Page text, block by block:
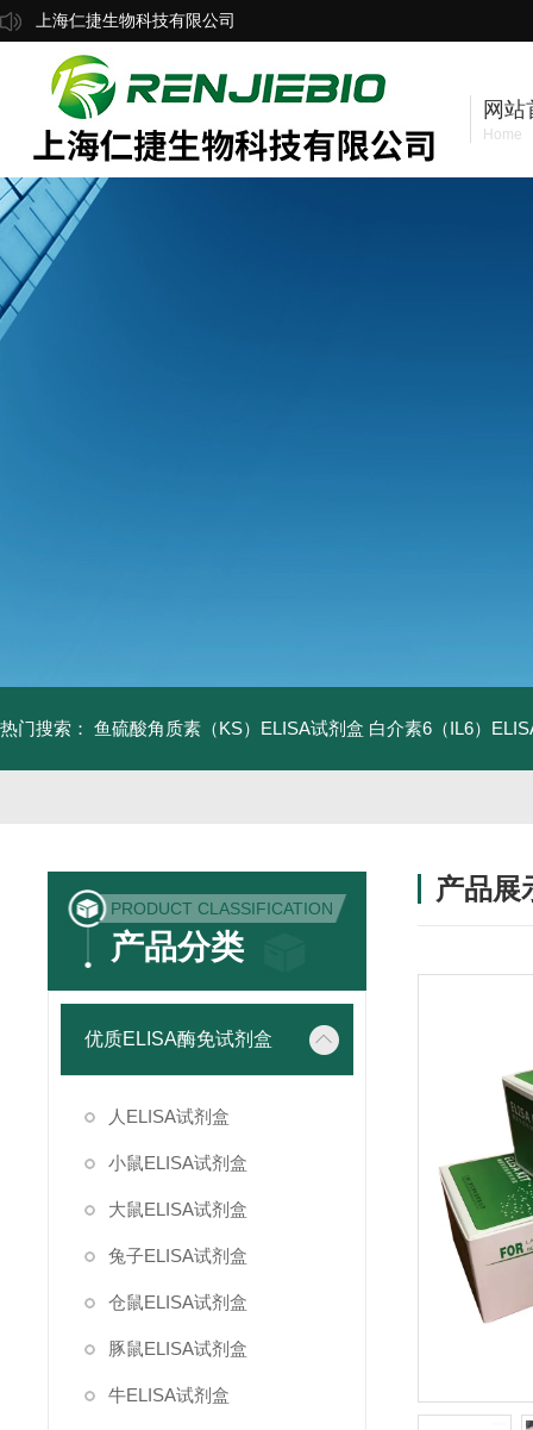
上海仁捷生物科技有限公司
网站
Home
热门搜索： 鱼硫酸角质素（KS）ELISA试剂盒 白介素6（IL6）
PRODUCT CLASSIFICATION
产品分类
优质ELISA酶免试剂盒
人ELISA试剂盒
小鼠ELISA试剂盒
大鼠ELISA试剂盒
兔子ELISA试剂盒
仓鼠ELISA试剂盒
豚鼠ELISA试剂盒
牛ELISA试剂盒
产品展